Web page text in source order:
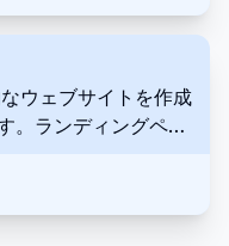
する場合でも、
ウェブサイトを作成
。ランディングペー
います。このプラッ
ンラインで迅速かつ